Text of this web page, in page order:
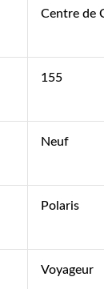
Centre de
155
Neuf
Polaris
Voyageur